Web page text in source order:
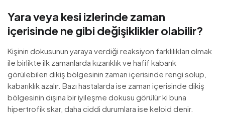
Yara veya kesi izlerinde zaman
içerisinde ne gibi değişiklikler olabilir?
Kişinin dokusunun yaraya verdiği reaksiyon farklılıkları olmak
ile birlikte ilk zamanlarda kızarıklık ve hafif kabarık
görülebilen dikiş bölgesinin zaman içerisinde rengi solup,
kabarıklık azalır. Bazı hastalarda ise zaman içerisinde dikiş
bölgesinin dışına bir iyileşme dokusu görülür ki buna
hipertrofik skar, daha ciddi durumlara ise keloid denir.